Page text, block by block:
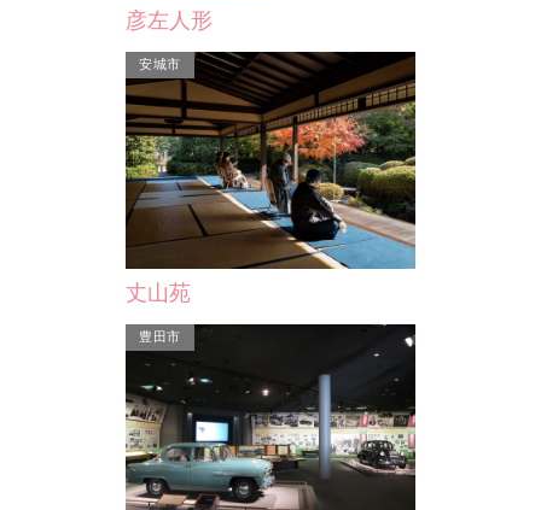
さなげアドベンチャーフィ…
トヨタ最新のSUVとミニバンでオフロ
ード走行体験（有料）ができます。施
設のスタッフ運転による…
彦左人形
安城市
丈山苑
豊田市